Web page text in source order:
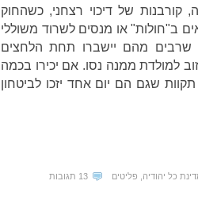
קורבנות של דיכוי רצחני, כשהחוק
ב"חולות" או מנסים לשרוד משוללי
שרבים מהם יישברו תחת הלחצים
למולדת ממנה נסו. אם יכירו בכמה
שגם הם יום אחד יזכו לביטחון
כל יהודיה פליטים 13 תגובות